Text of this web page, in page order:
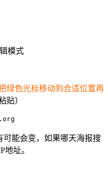
模式
绿色光标移动到合适位置再
贴）
可能会变，如果哪天海报搜
址。